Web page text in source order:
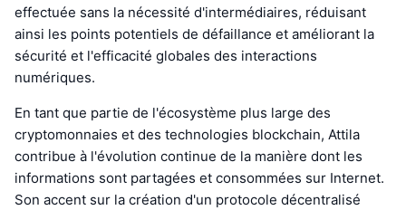
effectuée sans la nécessité d'intermédiaires, réduisant
ainsi les points potentiels de défaillance et améliorant la
sécurité et l'efficacité globales des interactions
numériques.
En tant que partie de l'écosystème plus large des
cryptomonnaies et des technologies blockchain, Attila
contribue à l'évolution continue de la manière dont les
informations sont partagées et consommées sur Internet.
Son accent sur la création d'un protocole décentralisé